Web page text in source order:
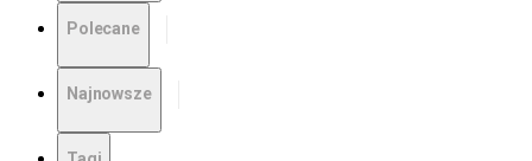
Polecane
Najnowsze